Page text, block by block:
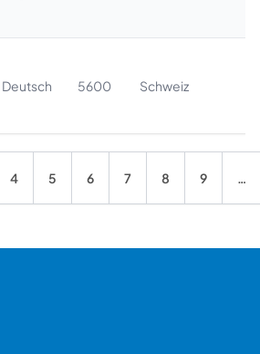
Deutsch 5600 Schweiz
4 5 6 7 8 9